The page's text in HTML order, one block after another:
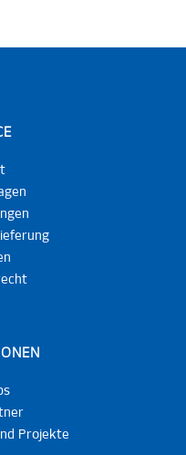
Projekte